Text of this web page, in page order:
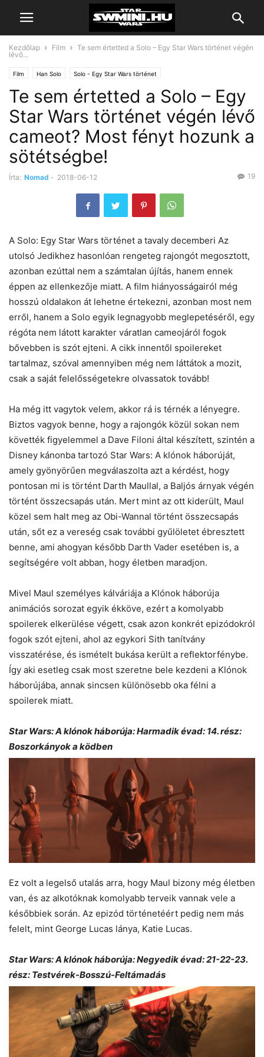
Kezdőlap Film
Te sem értetted a Solo – Egy Star Wars történet végén
lévő...
Film Han Solo Solo - Egy Star Wars történet
Te sem értetted a Solo – Egy
Star Wars történet végén lévő
cameot? Most fényt hozunk a
sötétségbe!
Írta: Nomad - 2018-06-12 19
A Solo: Egy Star Wars történet a tavaly decemberi Az
utolsó Jedikhez hasonlóan rengeteg rajongót megosztott,
azonban ezúttal nem a számtalan újítás, hanem ennek
éppen az ellenkezője miatt. A film hiányosságairól még
hosszú oldalakon át lehetne értekezni, azonban most nem
erről, hanem a Solo egyik legnagyobb meglepetéséről, egy
régóta nem látott karakter váratlan cameojáról fogok
bővebben is szót ejteni. A cikk innentől spoilereket
tartalmaz, szóval amennyiben még nem láttátok a mozit,
csak a saját felelősségetekre olvassatok tovább!
Ha még itt vagytok velem, akkor rá is térnék a lényegre.
Biztos vagyok benne, hogy a rajongók közül sokan nem
követték figyelemmel a Dave Filoni által készített, szintén a
Disney kánonba tartozó Star Wars: A klónok háborúját,
amely gyönyörűen megválaszolta azt a kérdést, hogy
pontosan mi is történt Darth Maullal, a Baljós árnyak végén
történt összecsapás után. Mert mint az ott kiderült, Maul
közel sem halt meg az Obi-Wannal történt összecsapás
után, sőt ez a vereség csak további gyűlöletet ébresztett
benne, ami ahogyan később Darth Vader esetében is, a
segítségére volt abban, hogy életben maradjon.
Mivel Maul személyes kálváriája a Klónok háborúja
animációs sorozat egyik ékköve, ezért a komolyabb
spoilerek elkerülése végett, csak azon konkrét epizódokról
fogok szót ejteni, ahol az egykori Sith tanítvány
visszatérése, és ismételt bukása került a reflektorfénybe.
Így aki esetleg csak most szeretne bele kezdeni a Klónok
háborújába, annak sincsen különösebb oka félni a
spoilerek miatt.
Star Wars: A klónok háborúja: Harmadik évad: 14. rész:
Boszorkányok a ködben
Ez volt a legelső utalás arra, hogy Maul bizony még életben
van, és az alkotóknak komolyabb terveik vannak vele a
későbbiek során. Az epizód történetéért pedig nem más
felelt, mint George Lucas lánya, Katie Lucas.
Star Wars: A klónok háborúja: Negyedik évad: 21-22-23.
rész: Testvérek-Bosszú-Feltámadás